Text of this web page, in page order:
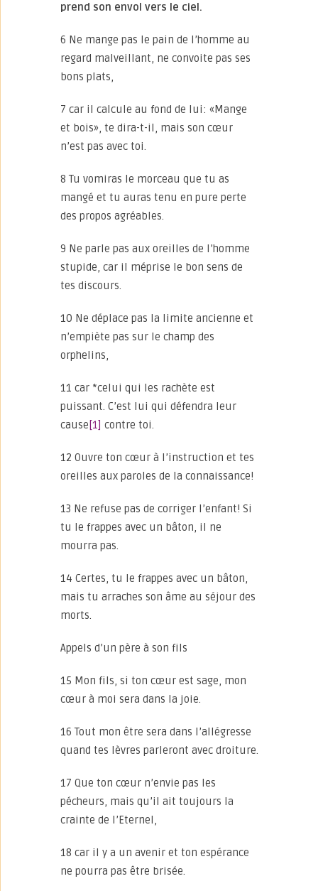
prend son envol vers le ciel.
6 Ne mange pas le pain de l’homme au
regard malveillant, ne convoite pas ses
bons plats,
7 car il calcule au fond de lui: «Mange
et bois», te dira-t-il, mais son cœur
n’est pas avec toi.
8 Tu vomiras le morceau que tu as
mangé et tu auras tenu en pure perte
des propos agréables.
9 Ne parle pas aux oreilles de l’homme
stupide, car il méprise le bon sens de
tes discours.
10 Ne déplace pas la limite ancienne et
n’empiète pas sur le champ des
orphelins,
11 car *celui qui les rachète est
puissant. C’est lui qui défendra leur
cause [1] contre toi.
12 Ouvre ton cœur à l’instruction et tes
oreilles aux paroles de la connaissance!
13 Ne refuse pas de corriger l’enfant! Si
tu le frappes avec un bâton, il ne
mourra pas.
14 Certes, tu le frappes avec un bâton,
mais tu arraches son âme au séjour des
morts.
Appels d’un père à son fils
15 Mon fils, si ton cœur est sage, mon
cœur à moi sera dans la joie.
16 Tout mon être sera dans l’allégresse
quand tes lèvres parleront avec droiture.
17 Que ton cœur n’envie pas les
pécheurs, mais qu’il ait toujours la
crainte de l’Eternel,
18 car il y a un avenir et ton espérance
ne pourra pas être brisée.